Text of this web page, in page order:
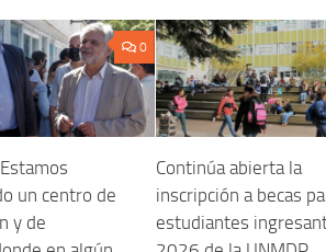
0
un centro de
y de
Continúa abierta la
inscripción a becas
estudiantes